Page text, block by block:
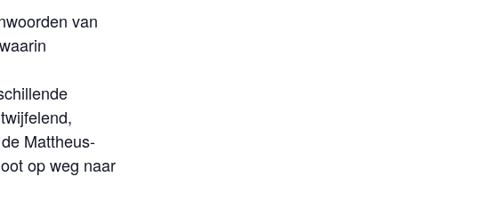
van
Mattheus-
op weg naar